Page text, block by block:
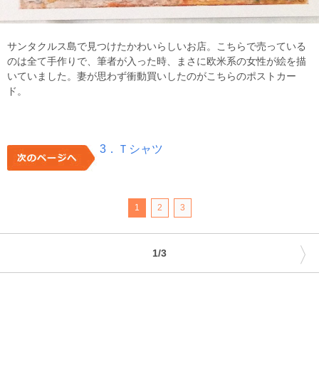
サンタクルス島で見つけたかわいらしいお店。こちらで売っている
のは全て手作りで、筆者が入った時、まさに欧米系の女性が絵を描
いていました。妻が思わず衝動買いしたのがこちらのポストカー
ド。
3．Ｔシャツ
1 2 3
1/3 〉